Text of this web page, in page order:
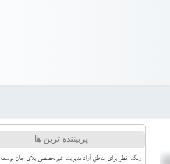
پربیننده ترین ها
زنگ خطر برای مناطق آزاد مدیریت غیرتخصصی بلای جان توسعه